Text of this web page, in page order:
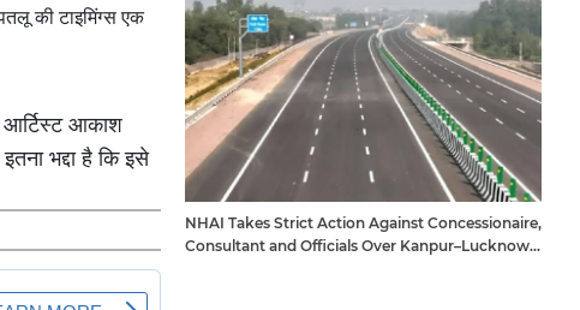
की टाइमिंग्स एक
आकाश
भद्दा है कि इसे
NHAI Takes Strict Action Against Concessionaire,
Consultant and Officials Over Kanpur–Lucknow